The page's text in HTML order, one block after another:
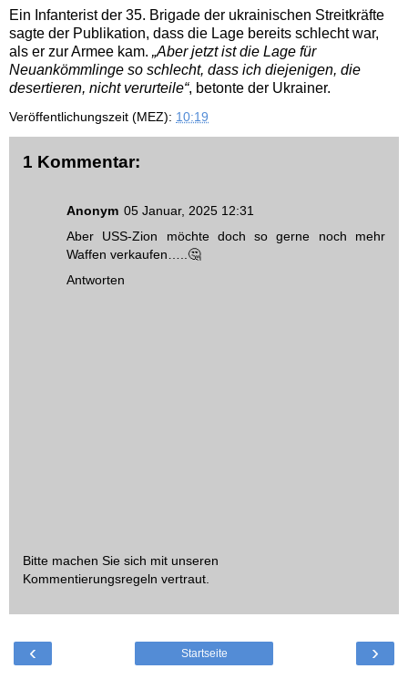
Ein Infanterist der 35. Brigade der ukrainischen Streitkräfte
sagte der Publikation, dass die Lage bereits schlecht war,
als er zur Armee kam. „Aber jetzt ist die Lage für
Neuankömmlinge so schlecht, dass ich diejenigen, die
desertieren, nicht verurteile“, betonte der Ukrainer.
Veröffentlichungszeit (MEZ): 10:19
1 Kommentar:
Anonym 05 Januar, 2025 12:31
Aber USS-Zion möchte doch so gerne noch mehr
Waffen verkaufen…..🤔
Antworten
Bitte machen Sie sich mit unseren
Kommentierungsregeln vertraut.
‹ ›
Startseite